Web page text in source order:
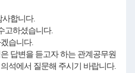
사합니다.
고하셨습니다.
습니다.
답변을 듣고자 하는 관계공무원
석에서 질문해 주시기 바랍니다.